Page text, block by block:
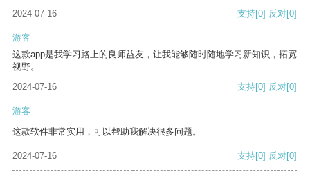
2024-07-16
支持[0] 反对[0]
游客
这款app是我学习路上的良师益友，让我能够随时随地学习新知识，拓宽
视野。
2024-07-16
支持[0] 反对[0]
游客
这款软件非常实用，可以帮助我解决很多问题。
2024-07-16 支持[0] 反对[0]